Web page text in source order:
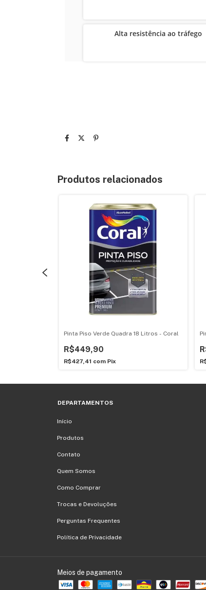
Alta resistência ao tráfego
Produtos relacionados
Pinta Piso Verde Quadra 18 Litros - Coral
R$449,90
R$427,41 com Pix
DEPARTAMENTOS
Início
Produtos
Contato
Quem Somos
Como Comprar
Trocas e Devoluções
Perguntas Frequentes
Política de Privacidade
Meios de pagamento